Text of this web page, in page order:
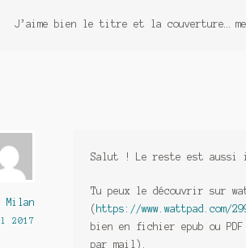
J’aime bien le titre et la couverture…
Milan
2017
Salut ! Le reste est
Tu peux le découvrir sur
( https://www.wattpad.com/
bien en fichier epub ou PDF
par mail).